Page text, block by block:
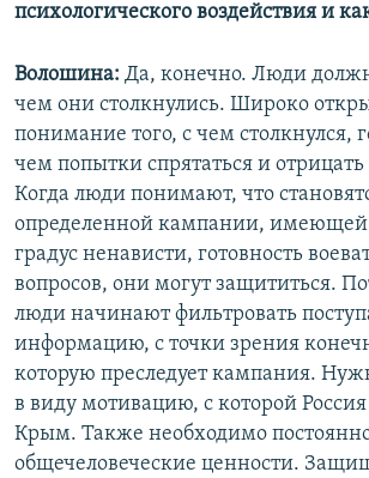
психологического воздействия и
Волошина: Да, конечно. Люди
чем они столкнулись. Широко
понимание того, с чем столкнулся,
чем попытки спрятаться и
Когда люди понимают, что
определенной кампании, имеющей
градус ненависти, готовность
вопросов, они могут защититься.
люди начинают фильтровать
информацию, с точки зрения
которую преследует кампания.
в виду мотивацию, с которой
Крым. Также необходимо
общечеловеческие ценности.